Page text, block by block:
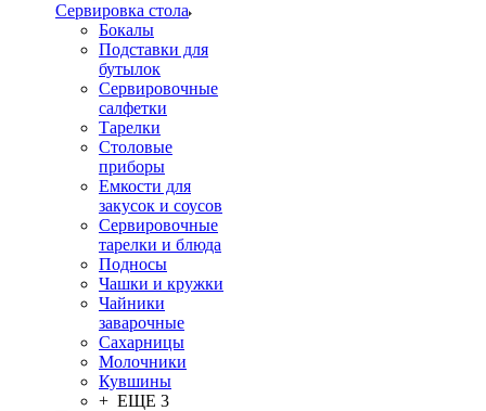
Сервировка стола
Бокалы
Подставки для
бутылок
Сервировочные
салфетки
Тарелки
Столовые
приборы
Емкости для
закусок и соусов
Сервировочные
тарелки и блюда
Подносы
Чашки и кружки
Чайники
заварочные
Сахарницы
Молочники
Кувшины
+ ЕЩЕ 3